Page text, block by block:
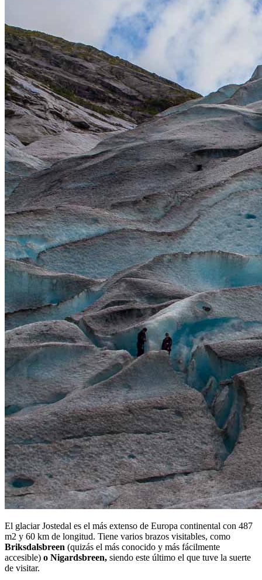
El glaciar Jostedal es el más extenso de Europa continental con 487
m2 y 60 km de longitud. Tiene varios brazos visitables, como
Briksdalsbreen (quizás el más conocido y más fácilmente
accesible) o Nigardsbreen, siendo este último el que tuve la suerte
de visitar.